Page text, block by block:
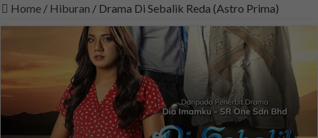
Home / Hiburan / Drama Di Sebalik Reda (Astro Prima)